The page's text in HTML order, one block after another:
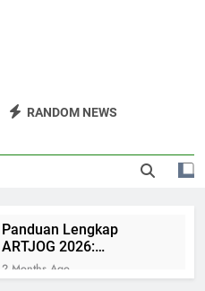
RANDOM NEWS
Panduan Lengkap
ARTJOG 2026:
Menyelami Makna
“Generatio” di Pameran
2 Months Ago